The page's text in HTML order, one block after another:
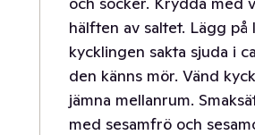
hälften av saltet. Lägg på
kycklingen sakta sjuda i
den känns mör. Vänd
jämna mellanrum.
med sesamfrö och